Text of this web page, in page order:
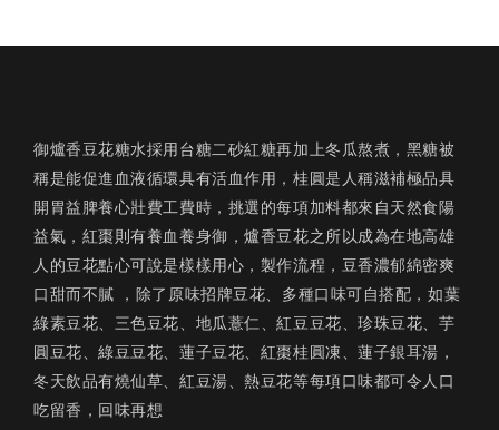
御爐香豆花糖水採用台糖二砂紅糖再加上冬瓜熬煮，黑糖被
稱是能促進血液循環具有活血作用，桂圓是人稱滋補極品具
開胃益脾養心壯費工費時，挑選的每項加料都來自天然食陽
益氣，紅棗則有養血養身御，爐香豆花之所以成為在地高雄
人的豆花點心可說是樣樣用心，製作流程，豆香濃郁綿密爽
口甜而不膩 ，除了原味招牌豆花、多種口味可自搭配，如葉
綠素豆花、三色豆花、地瓜薏仁、紅豆豆花、珍珠豆花、芋
圓豆花、綠豆豆花、蓮子豆花、紅棗桂圓凍、蓮子銀耳湯，
冬天飲品有燒仙草、紅豆湯、熱豆花等每項口味都可令人口
吃留香，回味再想